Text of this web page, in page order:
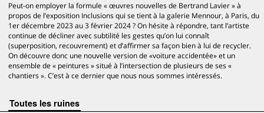
Peut-on employer la formule « œuvres nouvelles de Bertrand Lavier » à
propos de l’exposition Inclusions qui se tient à la galerie Mennour, à Paris, du
1er décembre 2023 au 3 février 2024 ? On hésite à répondre, tant l’artiste
continue de décliner avec subtilité les gestes qu’on lui connaît
(superposition, recouvrement) et d’affirmer sa façon bien à lui de recycler.
On découvre donc une nouvelle version de «voiture accidentée» et un
ensemble de « peintures » situé à l’intersection de plusieurs de ses «
chantiers ». C’est à ce dernier que nous nous sommes intéressés.
Toutes les ruines